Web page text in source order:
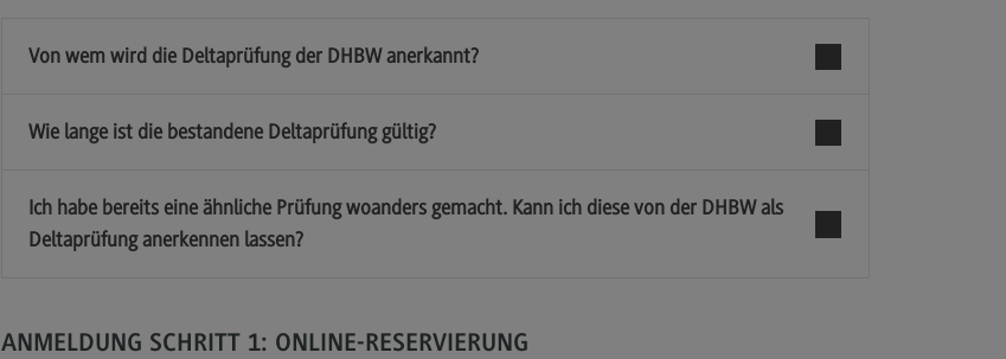
Von wem wird die Deltaprüfung der DHBW anerkannt?
Wie lange ist die bestandene Deltaprüfung gültig?
Ich habe bereits eine ähnliche Prüfung woanders gemacht. Kann ich diese von der DHBW als
Deltaprüfung anerkennen lassen?
ANMELDUNG SCHRITT 1: ONLINE-RESERVIERUNG